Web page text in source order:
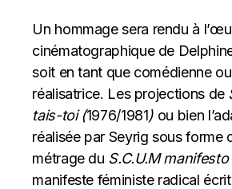
Un hommage sera rendu à
cinématographique de
soit en tant que comédienne
réalisatrice. Les projections de
tais-toi (1976/1981) ou bien
réalisée par Seyrig sous forme
métrage du S.C.U.M manifesto
manifeste féministe radical